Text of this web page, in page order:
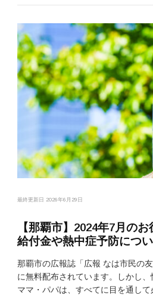
最終更新日 2026年6月29日
【那覇市】2024年7月の
給付金や熱中症予防につ
那覇市の広報誌「広報 なは市民の
に無料配布されています。しかし
ママ・パパは、すべてに目を通し